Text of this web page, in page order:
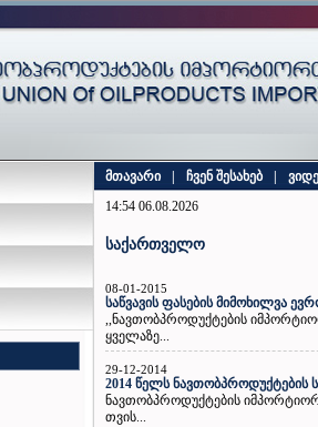
მთავარი ჩვენ შესახებ
14:54 06.08.2026
საქართველო
08-01-2015
საწვავის ფასების მიმოხილვა
,,ნავთობპროდუქტების
ყველაზე...
29-12-2014
2014 წელს ნავთობპროდუქტების
ნავთობპროდუქტების
თვის...